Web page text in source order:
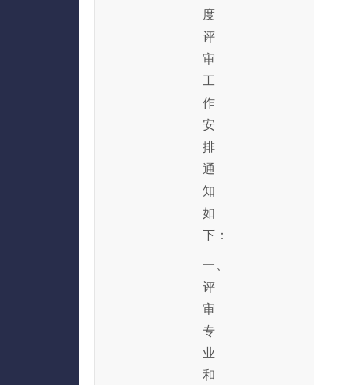
度
评
审
工
作
安
排
通
知
如
下：
一、
评
审
专
业
和